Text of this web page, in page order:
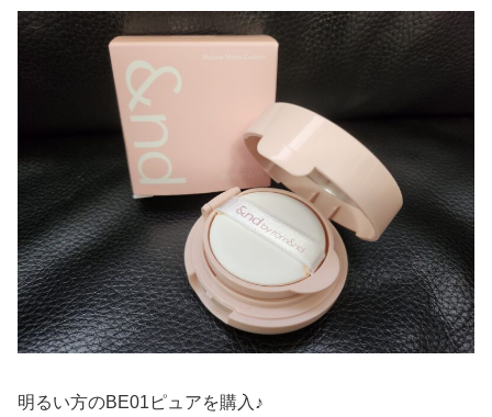
明るい方のBE01ピュアを購入♪